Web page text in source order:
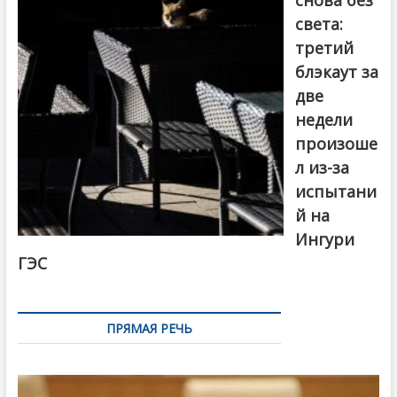
света:
третий
блэкаут за
две
недели
произоше
л из-за
испытани
й на
Ингури
ГЭС
ПРЯМАЯ РЕЧЬ